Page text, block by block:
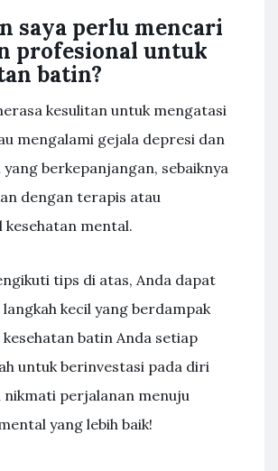
saya perlu mencari
profesional untuk
batin?
kesulitan untuk mengatasi
mengalami gejala depresi dan
yang berkepanjangan, sebaiknya
dengan terapis atau
mental.
tips di atas, Anda dapat
kecil yang berdampak
batin Anda setiap
untuk berinvestasi pada diri
nikmati perjalanan menuju
yang lebih baik!